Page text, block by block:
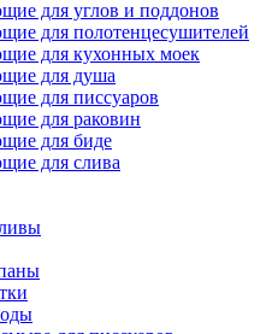
для углов и поддонов
для полотенцесушителей
для кухонных моек
для душа
для писсуаров
для раковин
для биде
для слива